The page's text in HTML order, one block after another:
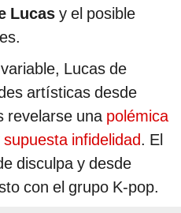
Lucas y el posible
Lucas de
artísticas desde
revelarse una polémica
infidelidad. El
disculpa y desde
con el grupo K-pop.